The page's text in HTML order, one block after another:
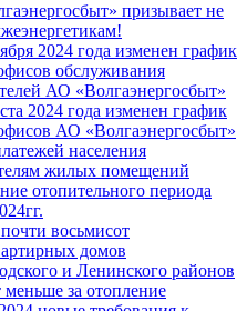
призывает не
2024 года изменен график
обслуживания
АО «Волгаэнергосбыт»
2024 года изменен график
АО «Волгаэнергосбыт»
населения
жилых помещений
отопительного периода
восьмисот
домов
и Ленинского районов
меньше за отопление